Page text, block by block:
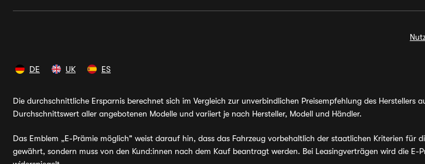
DE UK ES
Die durchschnittliche Ersparnis berechnet sich im Vergleich zur unverbindlichen Preisempfehlung des
Durchschnittswert aller angebotenen Modelle und variiert je nach Hersteller, Modell und Händler.
Das Emblem „E-Prämie möglich" weist darauf hin, dass das Fahrzeug vorbehaltlich der staatlichen Kriterien
gewährt, sondern muss von den Kund:innen nach dem Kauf beantragt werden. Bei Leasingverträgen wird die